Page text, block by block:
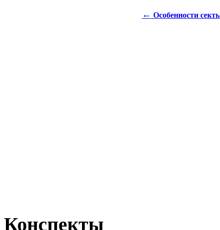
← Особенности
Конспекты